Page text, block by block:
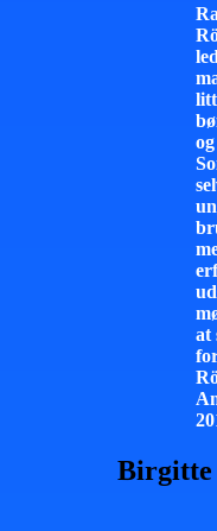
at
Birgitte